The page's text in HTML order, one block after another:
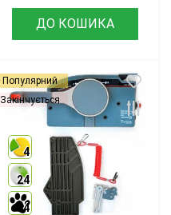
ДО КОШИКА
Популярний
Закінчується
4
24
4